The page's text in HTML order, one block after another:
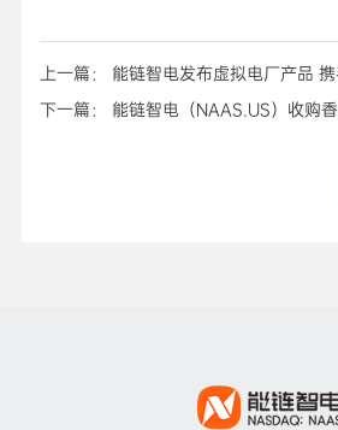
上一篇： 能链智电发布虚拟电厂产品
能源引擎
下一篇： 能链智电（NAAS.US）收购